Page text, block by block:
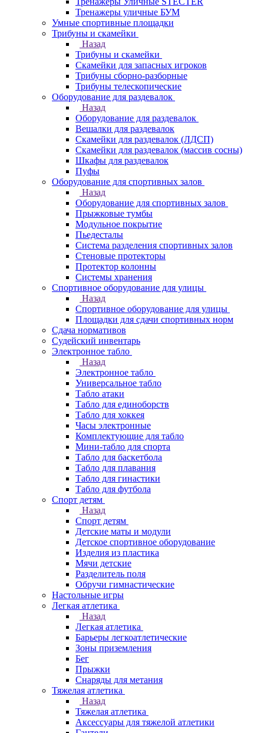
Тренажеры уличные БУМ
Умные спортивные площадки
Трибуны и скамейки
Назад
Трибуны и скамейки
Скамейки для запасных игроков
Трибуны сборно-разборные
Трибуны телескопические
Оборудование для раздевалок
Назад
Оборудование для раздевалок
Вешалки для раздевалок
Скамейки для раздевалок (ЛДСП)
Скамейки для раздевалок (массив сосны)
Шкафы для раздевалок
Пуфы
Оборудование для спортивных залов
Назад
Оборудование для спортивных залов
Прыжковые тумбы
Модульное покрытие
Пьедесталы
Система разделения спортивных залов
Стеновые протекторы
Протектор колонны
Системы хранения
Спортивное оборудование для улицы
Назад
Спортивное оборудование для улицы
Площадки для сдачи спортивных норм
Сдача нормативов
Судейский инвентарь
Электронное табло
Назад
Электронное табло
Универсальное табло
Табло атаки
Табло для единоборств
Табло для хоккея
Часы электронные
Комплектующие для табло
Мини-табло для спорта
Табло для баскетбола
Табло для плавания
Табло для гинастики
Табло для футбола
Спорт детям
Назад
Спорт детям
Детские маты и модули
Детское спортивное оборудование
Изделия из пластика
Мячи детские
Разделитель поля
Обручи гимнастические
Настольные игры
Легкая атлетика
Назад
Легкая атлетика
Барьеры легкоатлетические
Зоны приземления
Бег
Прыжки
Снаряды для метания
Тяжелая атлетика
Назад
Тяжелая атлетика
Аксессуары для тяжелой атлетики